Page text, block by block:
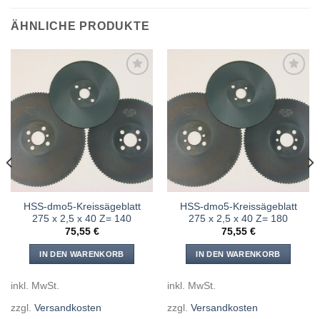
ÄHNLICHE PRODUKTE
Meine
hinzufügen
HSS-dmo5-Kreissägeblatt
275 x 2,5 x 40 Z= 140
75,55 €
IN DEN WARENKORB
inkl. MwSt.
zzgl. Versandkosten
Meine
hinzufügen
HSS-dmo5-Kreissägeblatt
275 x 2,5 x 40 Z= 180
75,55 €
IN DEN WARENKORB
inkl. MwSt.
zzgl. Versandkosten